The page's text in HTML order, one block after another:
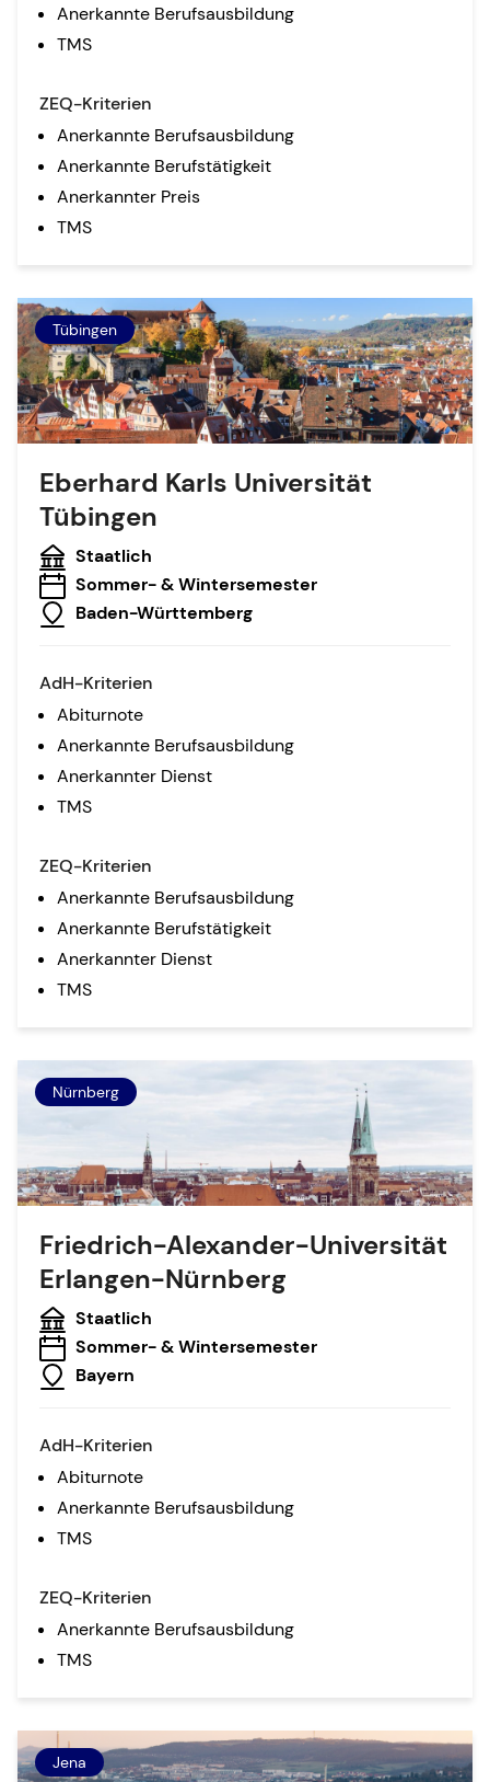
Anerkannte Berufsausbildung
TMS
ZEQ-Kriterien
Anerkannte Berufsausbildung
Anerkannte Berufstätigkeit
Anerkannter Preis
TMS
Tübingen
Eberhard Karls Universität
Tübingen
Staatlich
Sommer- & Wintersemester
Baden-Württemberg
AdH-Kriterien
Abiturnote
Anerkannte Berufsausbildung
Anerkannter Dienst
TMS
ZEQ-Kriterien
Anerkannte Berufsausbildung
Anerkannte Berufstätigkeit
Anerkannter Dienst
TMS
Nürnberg
Friedrich-Alexander-Universität
Erlangen-Nürnberg
Staatlich
Sommer- & Wintersemester
Bayern
AdH-Kriterien
Abiturnote
Anerkannte Berufsausbildung
TMS
ZEQ-Kriterien
Anerkannte Berufsausbildung
TMS
Jena